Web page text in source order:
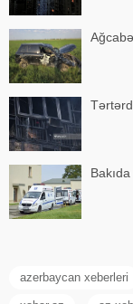
azerbaycan xeberleri